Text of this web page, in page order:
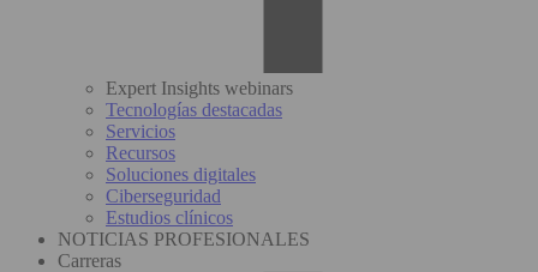
Expert Insights webinars
Tecnologías destacadas
Servicios
Recursos
Soluciones digitales
Ciberseguridad
Estudios clínicos
NOTICIAS PROFESIONALES
Carreras